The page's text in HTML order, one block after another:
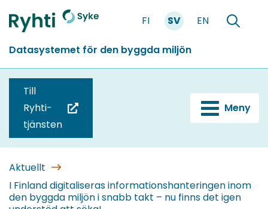
till
Förstasidan
FI SV EN
Söka
Datasystemet för den byggda miljön
Till
Ryhti-
tjänsten
blir
omdirigerad
till
en
annan
Meny
Aktuellt
I Finland digitaliseras informationshanteringen inom
den byggda miljön i snabb takt – nu finns det igen